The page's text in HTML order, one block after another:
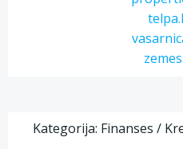
Kategorija: Finanses /